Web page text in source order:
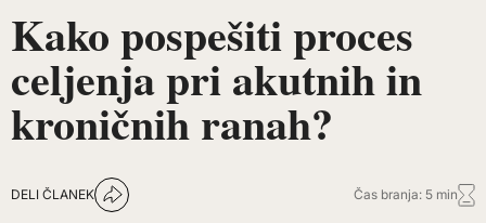
Kako pospešiti proces
celjenja pri akutnih in
kroničnih ranah?
DELI ČLANEK Čas branja: 5 min